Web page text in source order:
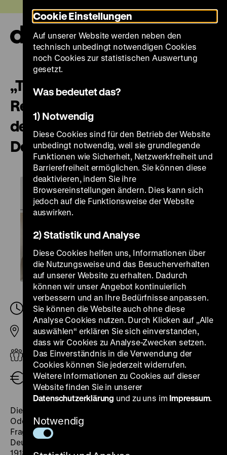
zum
Seiteninhalt
springen
„Trotz alledem und alledem” Die
Revolution 1848 – ein
demokratischer Aufbruch in
Deutschland
Sonntag, 02. April 2023, 11.00-12.00 Uhr
Pei-Bau
Erwachsene
Eintritt frei
Die Führung in der Ausstellung „Roads not Taken.
Oder: Es hätte auch anders kommen können” geht der
Frage nach, welche Staatsform ein geeintes
Deutschland an den verschiedenen Einschnitten 1989,
1918 oder 1848/49 gehabt hätte und wie demokratisch
Cookie Einstellungen
Auf unserer Website werden neben den
technisch unbedingt notwendigen Cookies
noch Cookies zur statistischen Auswertung
gesetzt.
Was bedeutet das?
1) Notwendig
Diese Cookies sind für den Betrieb der Website
unbedingt notwendig, weil sie grundlegende
Funktionen wie Sicherheit, Netzwerkfreiheit und
Barrierefreiheit ermöglichen. Sie können diese
deaktivieren, indem Sie ihre
Browsereinstellungen ändern. Dies kann sich
jedoch auf die Funktionsweise der Website
auswirken.
2) Statistik und Analyse
Diese Cookies helfen uns, Informationen über
die Nutzungsweise und das Besucherverhalten
auf unserer Website zu erhalten. Dadurch
können wir unser Angebot kontinuierlich
verbessern und an Ihre Bedürfnisse anpassen.
Sie können die Website auch ohne diese
Analyse Cookies nutzen. Durch Klicken auf „Alle
auswählen“ erklären Sie sich einverstanden,
dass wir Cookies zu Analyse-Zwecken setzen.
Das Einverständnis in die Verwendung der
Cookies können Sie jederzeit widerrufen.
Weitere Informationen zu Cookies auf dieser
Website finden Sie in unserer
Datenschutzerklärung und zu uns im Impressum.
Notwendig